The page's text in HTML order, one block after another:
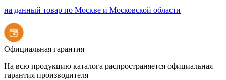
на данный товар по Москве и Московской области
Официальная гарантия
На всю продукцию каталога распространяется официальная
гарантия производителя